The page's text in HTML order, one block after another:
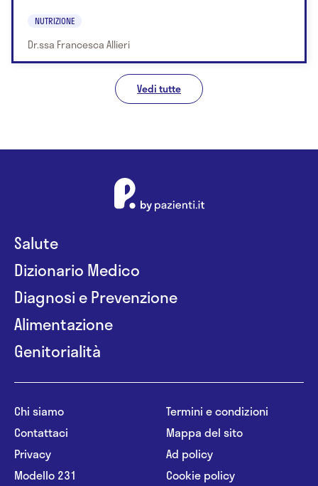
NUTRIZIONE
Dr.ssa Francesca Allieri
Vedi tutte
Salute
Dizionario Medico
Diagnosi e Prevenzione
Alimentazione
Genitorialità
Chi siamo
Contattaci
Privacy
Modello 231
Termini e condizioni
Mappa del sito
Ad policy
Cookie policy